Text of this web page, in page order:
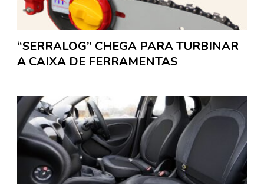
“SERRALOG” CHEGA PARA TURBINAR
A CAIXA DE FERRAMENTAS